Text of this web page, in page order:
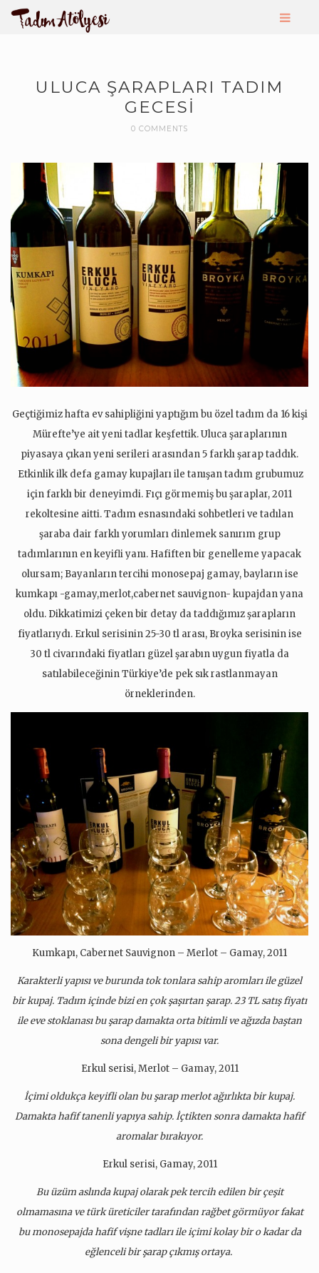
ULUCA ŞARAPLARI TADIM
GECESI
0 COMMENTS
Geçtiğimiz hafta ev sahipliğini yaptığım bu özel tadım da 16 kişi
Mürefte’ye ait yeni tadlar keşfettik. Uluca şaraplarının
piyasaya çıkan yeni serileri arasından 5 farklı şarap taddık.
Etkinlik ilk defa gamay kupajları ile tanışan tadım grubumuz
için farklı bir deneyimdi. Fıçı görmemiş bu şaraplar, 2011
rekoltesine aitti. Tadım esnasındaki sohbetleri ve tadılan
şaraba dair farklı yorumları dinlemek sanırım grup
tadımlarının en keyifli yanı. Hafiften bir genelleme yapacak
olursam; Bayanların tercihi monosepaj gamay, bayların ise
kumkapı -gamay,merlot,cabernet sauvignon- kupajdan yana
oldu. Dikkatimizi çeken bir detay da taddığımız şarapların
fiyatlarıydı. Erkul serisinin 25-30 tl arası, Broyka serisinin ise
30 tl civarındaki fiyatları güzel şarabın uygun fiyatla da
satılabileceğinin Türkiye’de pek sık rastlanmayan
örneklerinden.
Kumkapı, Cabernet Sauvignon – Merlot – Gamay, 2011
Karakterli yapısı ve burunda tok tonlara sahip aromları ile güzel
bir kupaj. Tadım içinde bizi en çok şaşırtan şarap. 23 TL satış fiyatı
ile eve stoklanası bu şarap damakta orta bitimli ve ağızda baştan
sona dengeli bir yapısı var.
Erkul serisi, Merlot – Gamay, 2011
İçimi oldukça keyifli olan bu şarap merlot ağırlıkta bir kupaj.
Damakta hafif tanenli yapıya sahip. İçtikten sonra damakta hafif
aromalar bırakıyor.
Erkul serisi, Gamay, 2011
Bu üzüm aslında kupaj olarak pek tercih edilen bir çeşit
olmamasına ve türk üreticiler tarafından rağbet görmüyor fakat
bu monosepajda hafif vişne tadları ile içimi kolay bir o kadar da
eğlenceli bir şarap çıkmış ortaya.